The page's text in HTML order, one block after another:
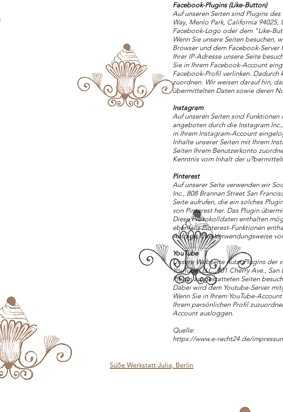
Facebook-Plugins (Like-Button)
Auf unseren Seiten sind Plugins
Way, Menlo Park, California
Facebook-Logo oder dem "Like-
Wenn Sie unsere Seiten besuchen,
Browser und dem Facebook-
Ihrer IP-Adresse unsere Seite
Sie in Ihrem Facebook-Account
Facebook-Profil verlinken. Dadurch
zuordnen. Wir weisen darauf hin,
übermittelten Daten sowie deren
Instagram
Auf unseren Seiten sind
angeboten durch die Instagram
in Ihrem Instagram-Account
Inhalte unserer Seiten mit Ihrem
Seiten Ihrem Benutzerkonto
Kenntnis vom Inhalt der
Pinterest
Auf unserer Seite verwenden wir
Inc., 808 Brannan Street San
Seite aufrufen, die ein solches
von Pinterest her. Das Plugin
Diese Protokolldaten enthalten
ebenfalls Pinterest-Funktionen
Anfrage, Ihre Verwendungsweise
YouTube
Unsere Webseite nutzt Plugins der
YouTube, LLC, 901 Cherry Ave.,
Plugin ausgestatteten Seiten
Dabei wird dem Youtube-Server
Wenn Sie in Ihrem YouTube-
Ihrem persönlichen Profil
Account ausloggen.
Quelle:
https://www.e-recht24.de/
Süße Werkstatt Julia, Berlin